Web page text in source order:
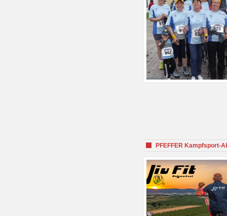
PFEFFER Kampfsport-